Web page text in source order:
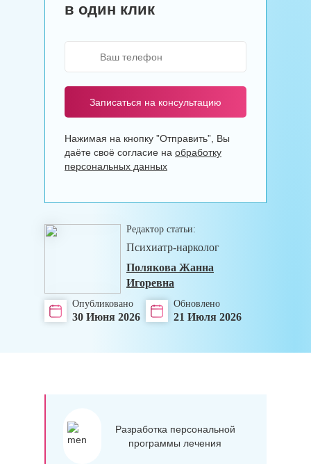
в один клик
Записаться на консультацию
Нажимая на кнопку ”Отправить”, Вы
даёте своё согласие на обработку
персональных данных
Редактор статьи:
Психиатр-нарколог
Полякова Жанна
Игоревна
Опубликовано
30 Июня 2026
Обновлено
21 Июля 2026
Разработка персональной
программы лечения